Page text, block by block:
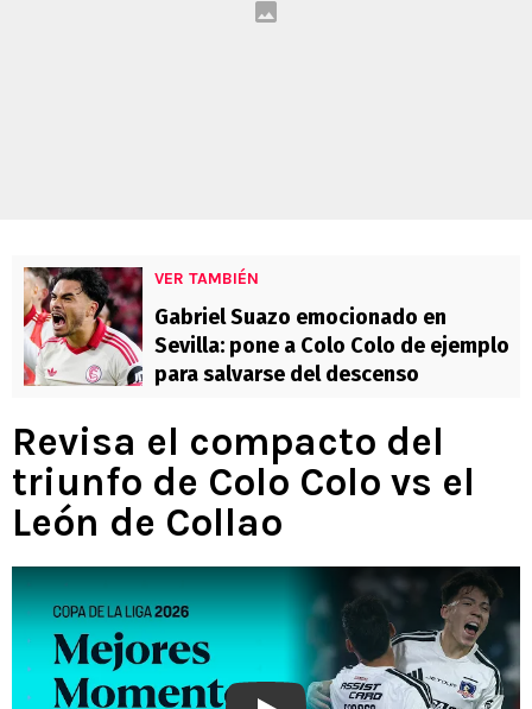
VER TAMBIÉN
Gabriel Suazo emocionado en
Sevilla: pone a Colo Colo de ejemplo
para salvarse del descenso
Revisa el compacto del
triunfo de Colo Colo vs el
León de Collao